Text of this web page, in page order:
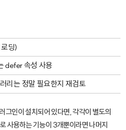
딩)
defer속성 사용
리는 정말 필요한지 재검토
그인이 설치되어 있다면, 각각이 별도의
사용하는 기능이 3개뿐이라면 나머지